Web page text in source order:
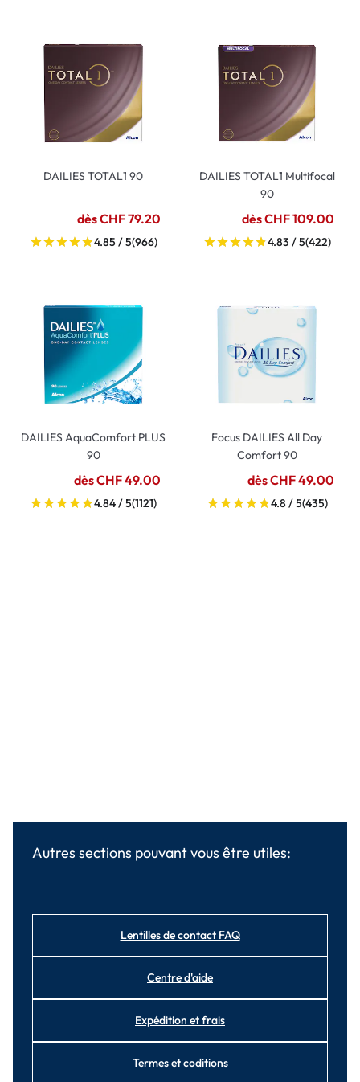
DAILIES TOTAL1 90
dès CHF 79.20
4.85 / 5(966)
DAILIES TOTAL1 Multifocal
90
dès CHF 109.00
4.83 / 5(422)
DAILIES AquaComfort PLUS
90
dès CHF 49.00
4.84 / 5(1121)
Focus DAILIES All Day
Comfort 90
dès CHF 49.00
4.8 / 5(435)
Autres sections pouvant vous être utiles:
Lentilles de contact FAQ
Centre d'aide
Expédition et frais
Termes et coditions